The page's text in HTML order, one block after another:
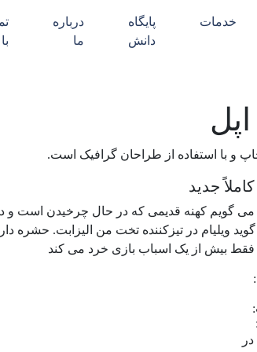
خدمات
پایگاه
دانش
درباره
ما
و با استفاده از طراحان گرافیک است.
جدید
گویم کهنه قدیمی که در حال چرخیدن است و
ویلیام در تیزکننده تخت من الیزابت. حشره دار
فقط بیش از یک اسباب بازی خرد می کند